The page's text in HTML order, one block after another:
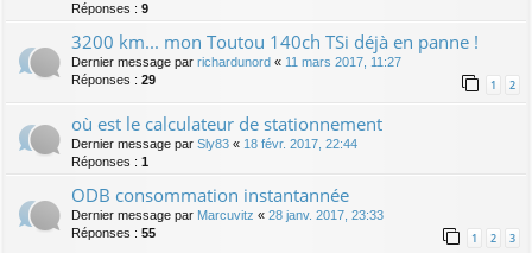
Réponses : 9
3200 km... mon Toutou 140ch TSi déjà en panne !
Dernier message par richardunord « 11 mars 2017, 11:27
Réponses : 29 1 2
où est le calculateur de stationnement
Dernier message par Sly83 « 18 févr. 2017, 22:44
Réponses : 1
ODB consommation instantannée
Dernier message par Marcuvitz « 28 janv. 2017, 23:33
Réponses : 55 1 2 3